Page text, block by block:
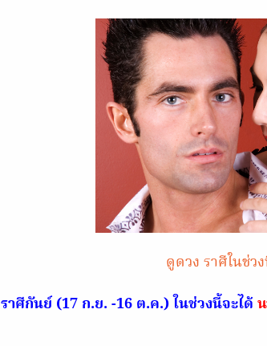
ดูดวง ราศีในช่ว
ราศีกันย์ (17 ก.ย. -16 ต.ค.) ในช่วงนี้จะได้